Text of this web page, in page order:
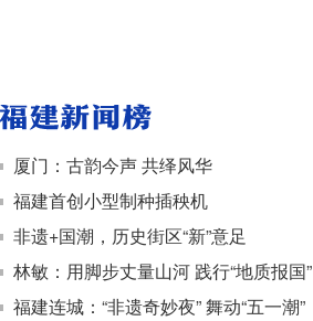
厦门：古韵今声 共绎风华
福建首创小型制种插秧机
非遗+国潮，历史街区“新”意足
林敏：用脚步丈量山河 践行“地质报国”
福建连城：“非遗奇妙夜” 舞动“五一潮”